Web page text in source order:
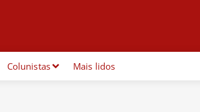
Colunistas Mais lidos